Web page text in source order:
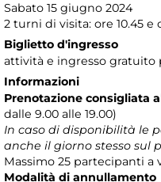
Sabato 15 giugno 2024
2 turni di visita: ore 10.45 e
Biglietto d'ingresso
attività e ingresso gratuito
Informazioni
Prenotazione consigliata
dalle 9.00 alle 19.00)
In caso di disponibilità le
anche il giorno stesso sul
Massimo 25 partecipanti a
Modalità di annullamento